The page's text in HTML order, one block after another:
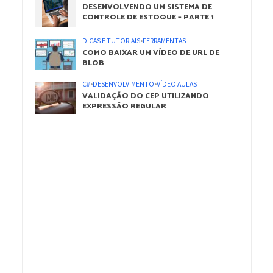
DESENVOLVENDO UM SISTEMA DE
CONTROLE DE ESTOQUE – PARTE 1
DICAS E TUTORIAIS•FERRAMENTAS
COMO BAIXAR UM VÍDEO DE URL DE
BLOB
C#•DESENVOLVIMENTO•VÍDEO AULAS
VALIDAÇÃO DO CEP UTILIZANDO
EXPRESSÃO REGULAR